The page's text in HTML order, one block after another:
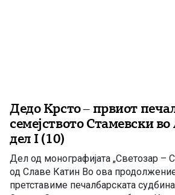
Дедо Крсто – првиот
семејството Стамевски
дел I (10)
Дел од монографијата „Светозар –
од Славе Катин Во ова
претставиме печалбарската